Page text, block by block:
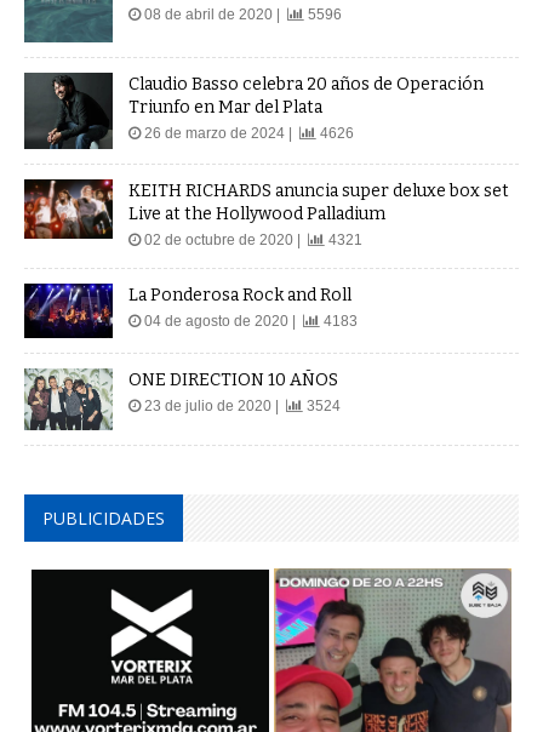
08 de abril de 2020 | 5596
Claudio Basso celebra 20 años de Operación
Triunfo en Mar del Plata
26 de marzo de 2024 | 4626
KEITH RICHARDS anuncia super deluxe box set
Live at the Hollywood Palladium
02 de octubre de 2020 | 4321
La Ponderosa Rock and Roll
04 de agosto de 2020 | 4183
ONE DIRECTION 10 AÑOS
23 de julio de 2020 | 3524
PUBLICIDADES